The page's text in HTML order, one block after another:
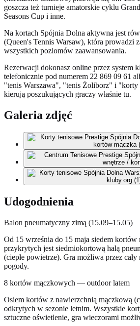
goszcza też turnieje amatorskie cyklu
Seasons Cup i inne.
Na kortach Spójnia Dolna aktywna jest
(Queen's Tennis Warsaw), która prowadzi
wszystkich poziomów zaawansowania.
Rezerwacji dokonasz online przez system
telefonicznie pod numerem 22 869 09 61
"tenis Warszawa", "tenis Żoliborz" i "korty
kierują poszukujących graczy właśnie tu.
Galeria zdjęć
Udogodnienia
Balon pneumatyczny zimą (15.09–15.05)
Od 15 września do 15 maja siedem kortów
przykrytych jest siedmiokortową halą
(ciepłe powietrze). Gra możliwa przez
pogody.
8 kortów mączkowych — outdoor latem
Osiem kortów z nawierzchnią mączkową
odkrytych w sezonie letnim. Wszystkie
sztuczne oświetlenie, gra wieczorami